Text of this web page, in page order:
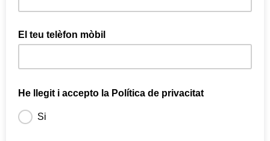
El teu telèfon mòbil
He llegit i accepto la Política de privacitat
Si